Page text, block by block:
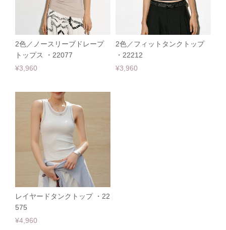
2色／ノースリーブドレープ
トップス ・22077
¥3,960
2色／フィットタンクトップ
・22212
¥3,960
レイヤードタンクトップ ・22
575
¥4,960